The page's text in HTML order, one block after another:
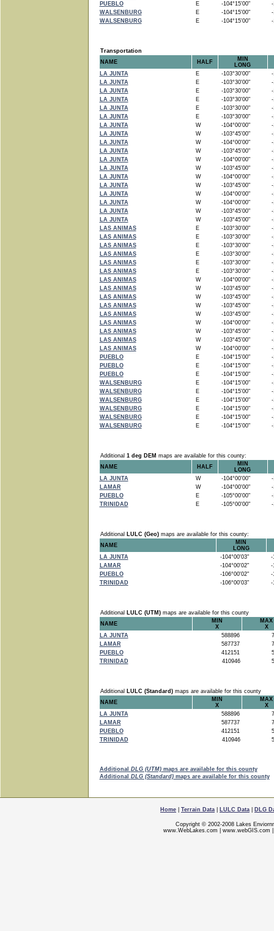
PUEBLO
E -104°15'00"
-
WALSENBURG
E -104°15'00"
-
WALSENBURG
E -104°15'00" -
Transportation
NAME
HALF
MIN
LONG
LA JUNTA
E -103°30'00"
-
LA JUNTA
E -103°30'00"
-
LA JUNTA
E -103°30'00"
-
LA JUNTA
E -103°30'00"
-
LA JUNTA
E -103°30'00"
-
LA JUNTA
E -103°30'00"
-
LA JUNTA
W -104°00'00"
-
LA JUNTA
W -103°45'00"
-
LA JUNTA
W -104°00'00"
-
LA JUNTA
W -103°45'00"
-
LA JUNTA
W -104°00'00"
-
LA JUNTA
W -103°45'00"
-
LA JUNTA
W -104°00'00"
-
LA JUNTA
W -103°45'00"
-
LA JUNTA
W -104°00'00"
-
LA JUNTA
W -104°00'00"
-
LA JUNTA
W -103°45'00"
-
LA JUNTA
W -103°45'00"
-
LAS ANIMAS
E -103°30'00"
-
LAS ANIMAS
E -103°30'00"
-
LAS ANIMAS
E -103°30'00"
-
LAS ANIMAS
E -103°30'00"
-
LAS ANIMAS
E -103°30'00"
-
LAS ANIMAS
E -103°30'00"
-
LAS ANIMAS
W -104°00'00"
-
LAS ANIMAS
W -103°45'00"
-
LAS ANIMAS
W -103°45'00"
-
LAS ANIMAS
W -103°45'00"
-
LAS ANIMAS
W -103°45'00"
-
LAS ANIMAS
W -104°00'00"
-
LAS ANIMAS
W -103°45'00"
-
LAS ANIMAS
W -103°45'00"
-
LAS ANIMAS
W -104°00'00"
-
PUEBLO
E -104°15'00"
-
PUEBLO
E -104°15'00"
-
PUEBLO
E -104°15'00"
-
WALSENBURG
E -104°15'00"
-
WALSENBURG
E -104°15'00"
-
WALSENBURG
E -104°15'00"
-
WALSENBURG
E -104°15'00"
-
WALSENBURG
E -104°15'00"
-
WALSENBURG
E -104°15'00" -
Additional 1 deg DEM maps are available for this county:
NAME
HALF
MIN
LONG
LA JUNTA
W -104°00'00"
-
LAMAR
W -104°00'00"
-
PUEBLO
E -105°00'00"
-
TRINIDAD
E -105°00'00" -
Additional LULC (Geo)maps are available for this county:
NAME
MIN
LONG
LA JUNTA
-104°00'03"
-
LAMAR
-104°00'02"
-
PUEBLO
-106°00'02"
-
TRINIDAD
-106°00'03" -
Additional LULC (UTM)maps are available for this county
NAME
MIN
X
MAX
X
LA JUNTA
588896
LAMAR
587737
PUEBLO
412151
TRINIDAD
410946
Additional LULC (Standard)maps are available for this county
NAME
MIN
X
MAX
X
LA JUNTA
588896
LAMAR
587737
PUEBLO
412151
TRINIDAD
410946
Additional DLG (UTM)maps are available for this county
Additional DLG (Standard)maps are available for this county
Home Terrain Data LULC Data DLG
Copyright © 2002-2008 Lakes
www.WebLakes.com
www.webGIS.com